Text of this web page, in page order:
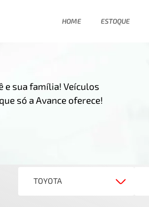
HOME ESTOQUE
e sua família! Veículos
só a Avance oferece!
TOYOTA